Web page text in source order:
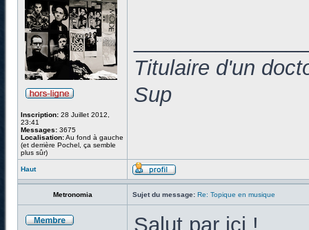
Inscription: 28 Juillet 2012,
23:41
Messages: 3675
Localisation:Au fond à gauche
(et derrière Pochel, ça semble
plus sûr)
Titulaire d'un
Sup
Haut
Metronomia Sujet du message: Re: Topique en musique
Salut par ici !